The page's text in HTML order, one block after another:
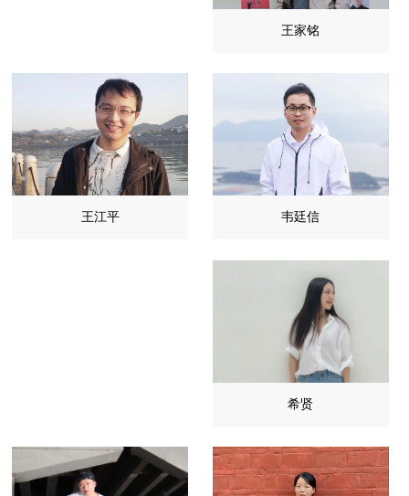
王家铭
王江平 韦廷信
希贤